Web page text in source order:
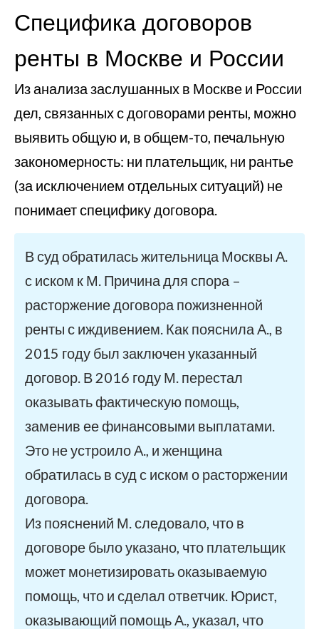
Специфика договоров
ренты в Москве и России
Из анализа заслушанных в Москве и России
дел, связанных с договорами ренты, можно
выявить общую и, в общем-то, печальную
закономерность: ни плательщик, ни рантье
(за исключением отдельных ситуаций) не
понимает специфику договора.
В суд обратилась жительница Москвы А.
с иском к М. Причина для спора –
расторжение договора пожизненной
ренты с иждивением. Как пояснила А., в
2015 году был заключен указанный
договор. В 2016 году М. перестал
оказывать фактическую помощь,
заменив ее финансовыми выплатами.
Это не устроило А., и женщина
обратилась в суд с иском о расторжении
договора.
Из пояснений М. следовало, что в
договоре было указано, что плательщик
может монетизировать оказываемую
помощь, что и сделал ответчик. Юрист,
оказывающий помощь А., указал, что